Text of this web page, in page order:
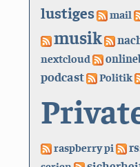
lustiges mail
musik
nextcloud
podcast Politik
raspberry pi